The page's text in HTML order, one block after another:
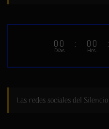
00
Días
: 00
Hrs.
:
Las redes sociales del Silencio